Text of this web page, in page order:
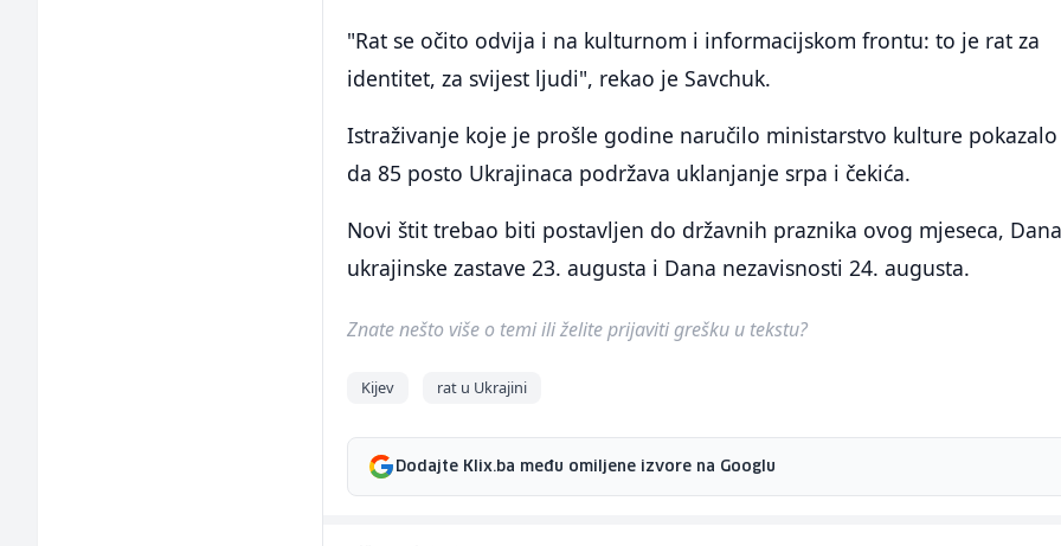
"Rat se očito odvija i na kulturnom i informacijskom frontu: to je rat za
identitet, za svijest ljudi", rekao je Savchuk.
Istraživanje koje je prošle godine naručilo ministarstvo kulture
da 85 posto Ukrajinaca podržava uklanjanje srpa i čekića.
Novi štit trebao biti postavljen do državnih praznika ovog mjeseca,
ukrajinske zastave 23. augusta i Dana nezavisnosti 24. augusta.
Znate nešto više o temi ili želite prijaviti grešku u tekstu?
Kijev rat u Ukrajini
Dodajte Klix.ba među omiljene izvore na Googlu